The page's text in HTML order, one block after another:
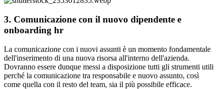
3. Comunicazione con il nuovo dipendente e
onboarding hr
La comunicazione con i nuovi assunti è un momento fondamentale
dell'inserimento di una nuova risorsa all'interno dell'azienda.
Dovranno essere dunque messi a disposizione tutti gli strumenti utili
perché la comunicazione tra responsabile e nuovo assunto, così
come quella con il resto del team, sia il più possibile efficace.